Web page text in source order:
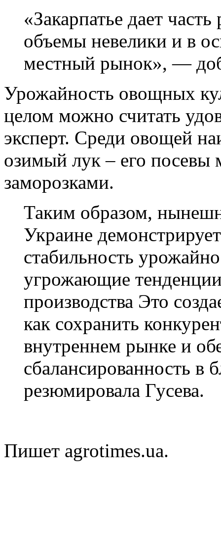
«Закарпатье дает
объемы невелики и в
местный рынок», —
Урожайность овощных
целом можно считать
эксперт. Среди овощей
озимый лук – его
заморозками.
Таким образом,
Украине
стабильность
угрожающие
производства Это
как сохранить
внутреннем рынке и
сбалансированность
резюмировала Гусева.
Пишет agrotimes.ua.